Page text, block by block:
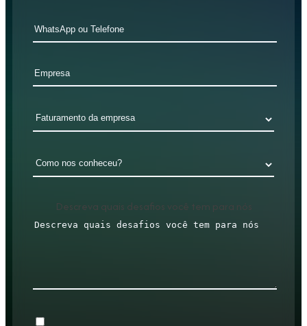
Descreva quais desafios você tem para nós